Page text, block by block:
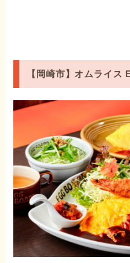
【岡崎市】オムライ